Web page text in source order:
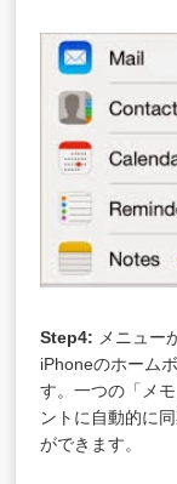
Step4: メニュー
iPhoneのホーム
す。一つの「メ
ントに自動的に
ができます。